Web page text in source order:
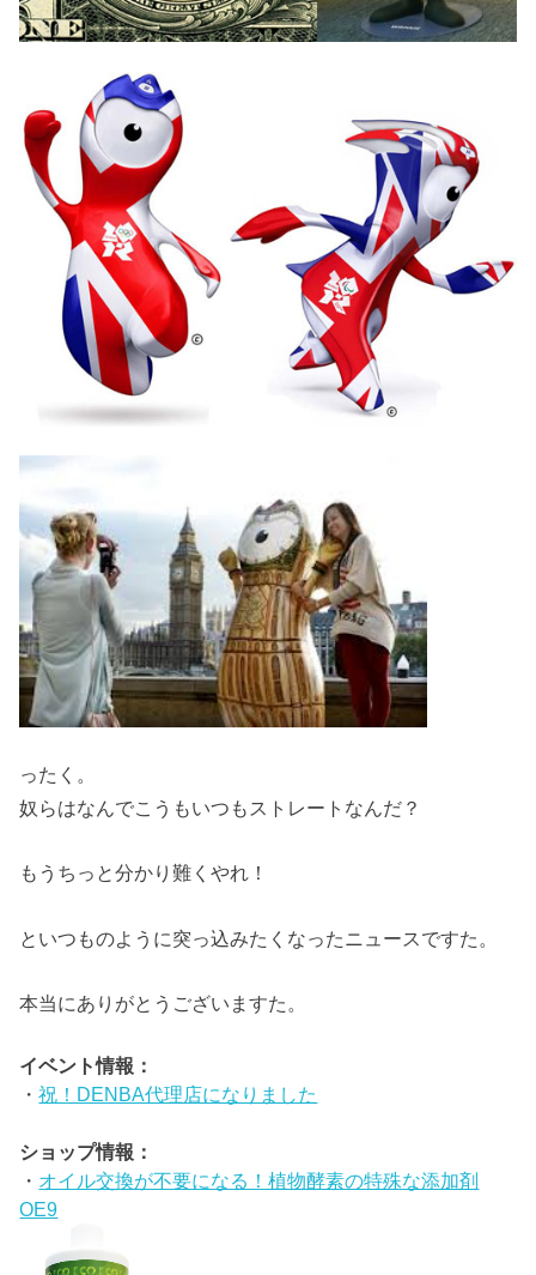
ったく。
奴らはなんでこうもいつもストレートなんだ？
もうちっと分かり難くやれ！
といつものように突っ込みたくなったニュースですた。
本当にありがとうございますた。
イベント情報：
・祝！DENBA代理店になりました
ショップ情報：
・ オイル交換が不要になる！植物酵素の特殊な添加剤
OE9